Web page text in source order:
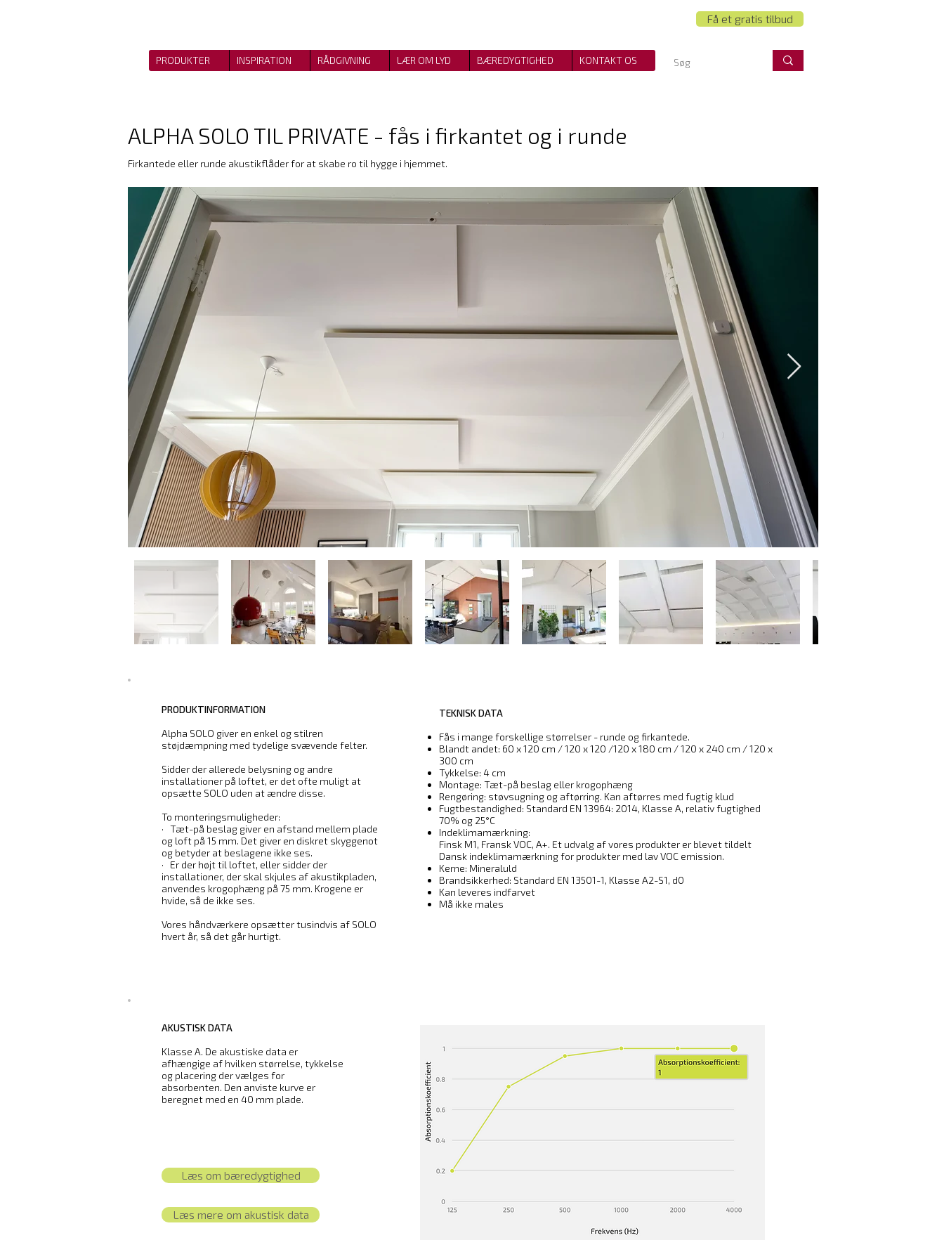
ALPHA SOLO TIL PRIVATE - fås i firkantet og i runde
Firkantede eller runde akustikflåder for at skabe ro til hygge i hjemmet.
PRODUKTINFORMATION
Alpha SOLO giver en enkel og stilren
støjdæmpning med tydelige svævende felter.
Sidder der allerede belysning og andre
installationer på loftet, er det ofte muligt at
opsætte SOLO uden at ændre disse.
To monteringsmuligheder:
· Tæt-på beslag giver en afstand mellem plade
og loft på 15 mm. Det giver en diskret skyggenot
og betyder at beslagene ikke ses.
· Er der højt til loftet, eller sidder der
installationer, der skal skjules af akustikpladen,
anvendes krogophæng på 75 mm. Krogene er
hvide, så de ikke ses.
Vores håndværkere opsætter tusindvis af SOLO
hvert år, så det går hurtigt.
TEKNISK DATA
Fås i mange forskellige størrelser - runde og firkantede.
Blandt andet: 60 x 120 cm / 120 x 120 /120 x 180 cm / 120 x 240 cm / 120 x
300 cm
Tykkelse: 4 cm
Montage: Tæt-på beslag eller krogophæng
Rengøring: støvsugning og aftørring. Kan aftørres med fugtig klud
Fugtbestandighed: Standard EN 13964: 2014, Klasse A, relativ fugtighed
70% og 25°C
Indeklimamærkning:
Finsk M1, Fransk VOC, A+. Et udvalg af vores produkter er blevet tildelt
Dansk indeklimamærkning for produkter med lav VOC emission.
Kerne: Mineraluld
Brandsikkerhed: Standard EN 13501-1, Klasse A2-S1, d0
Kan leveres indfarvet
Må ikke males
AKUSTISK DATA
Klasse A. De akustiske data er
afhængige af hvilken størrelse, tykkelse
og placering der vælges for
absorbenten. Den anviste kurve er
beregnet med en 40 mm plade.
Læs om bæredygtighed
Læs mere om akustisk data
PRODUKTER INSPIRATION RÅDGIVNING LÆR OM LYD BÆREDYGTIGHED KONTAKT OS
Få et gratis tilbud